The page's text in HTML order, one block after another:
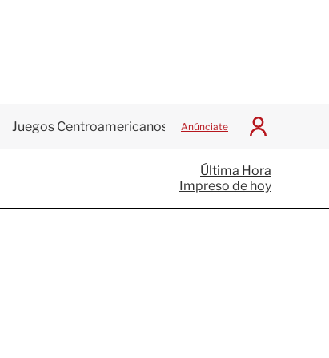
Juegos Centroamericanos Anúnciate
I
c
i
a
Última Hora
Impreso de hoy